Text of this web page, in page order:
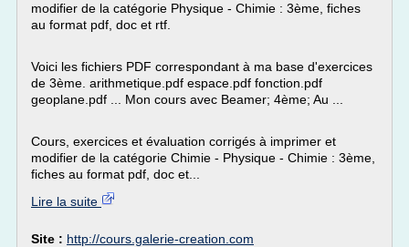
modifier de la catégorie Physique - Chimie : 3ème, fiches
au format pdf, doc et rtf.
Voici les fichiers PDF correspondant à ma base d'exercices
de 3ème. arithmetique.pdf espace.pdf fonction.pdf
geoplane.pdf ... Mon cours avec Beamer; 4ème; Au ...
Cours, exercices et évaluation corrigés à imprimer et
modifier de la catégorie Chimie - Physique - Chimie : 3ème,
fiches au format pdf, doc et...
Lire la suite
Site : http://cours.galerie-creation.com